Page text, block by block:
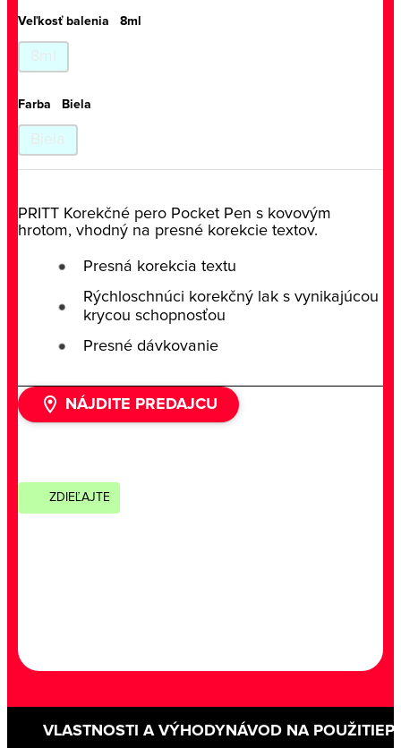
Veľkosť balenia 8ml
Farba Biela
PRITT Korekčné pero Pocket Pen s kovovým
hrotom, vhodný na presné korekcie textov.
Presná korekcia textu
Rýchloschnúci korekčný lak s vynikajúcou
krycou schopnosťou
Presné dávkovanie
NÁJDITE PREDAJCU
ZDIEĽAJTE
VLASTNOSTI A VÝHODYNÁVOD NA POUŽITIE